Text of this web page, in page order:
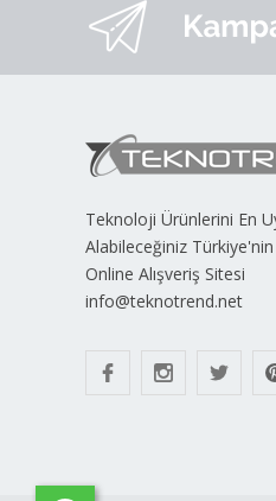
Teknoloji Ürünlerini En
Alabileceğiniz
Online Alışveriş Sitesi
info@teknotrend.net